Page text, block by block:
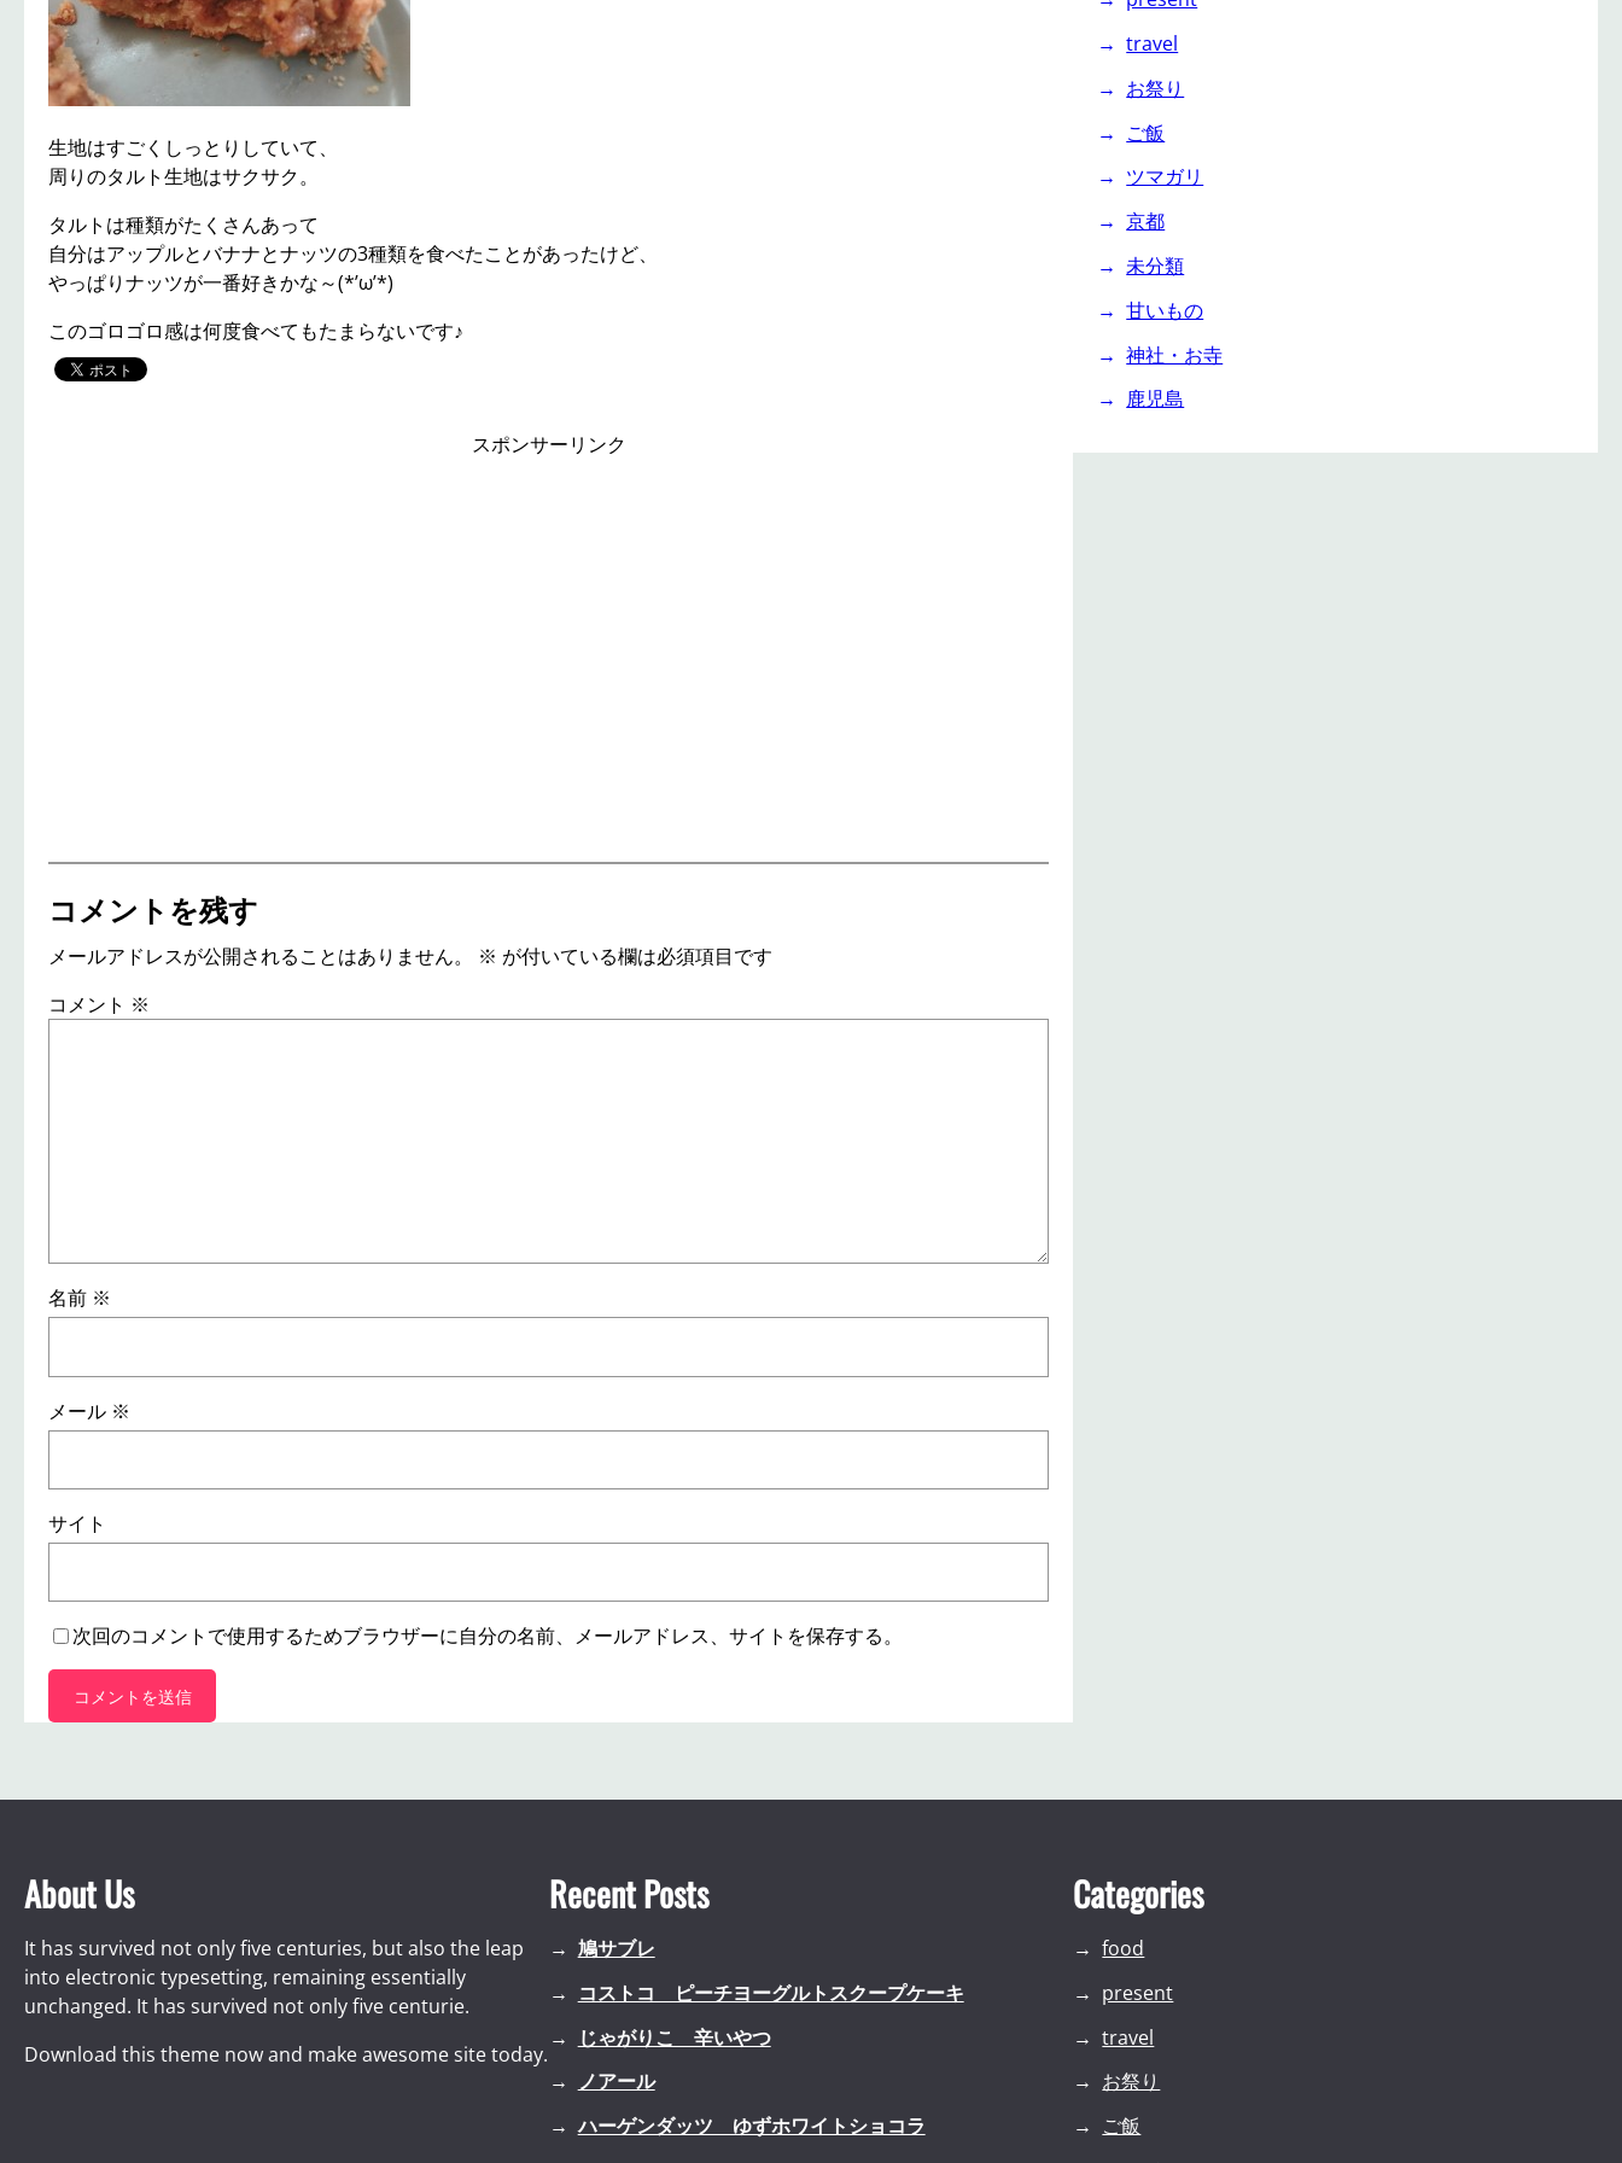
生地はすごくしっとりしていて、
周りのタルト生地はサクサク。
タルトは種類がたくさんあって
自分はアップルとバナナとナッツの3種類を食べたことがあったけど、
やっぱりナッツが一番好きかな～(*’ω’*)
このゴロゴロ感は何度食べてもたまらないです♪
スポンサーリンク
コメントを残す
メールアドレスが公開されることはありません。 ※ が付いている欄は必須項目です
コメント ※
名前 ※
メール ※
サイト
次回のコメントで使用するためブラウザーに自分の名前、メールアドレス、サイトを保存する。
travel
お祭り
ご飯
ツマガリ
京都
未分類
甘いもの
神社・お寺
鹿児島
About Us
It has survived not only five centuries, but also the leap
into electronic typesetting, remaining essentially
unchanged. It has survived not only five centurie.
Download this theme now and make awesome site today.
Recent Posts
鳩サブレ
コストコ ピーチヨーグルトスクープケーキ
じゃがりこ 辛いやつ
ノアール
ハーゲンダッツ ゆずホワイトショコラ
Categories
food
present
travel
お祭り
ご飯